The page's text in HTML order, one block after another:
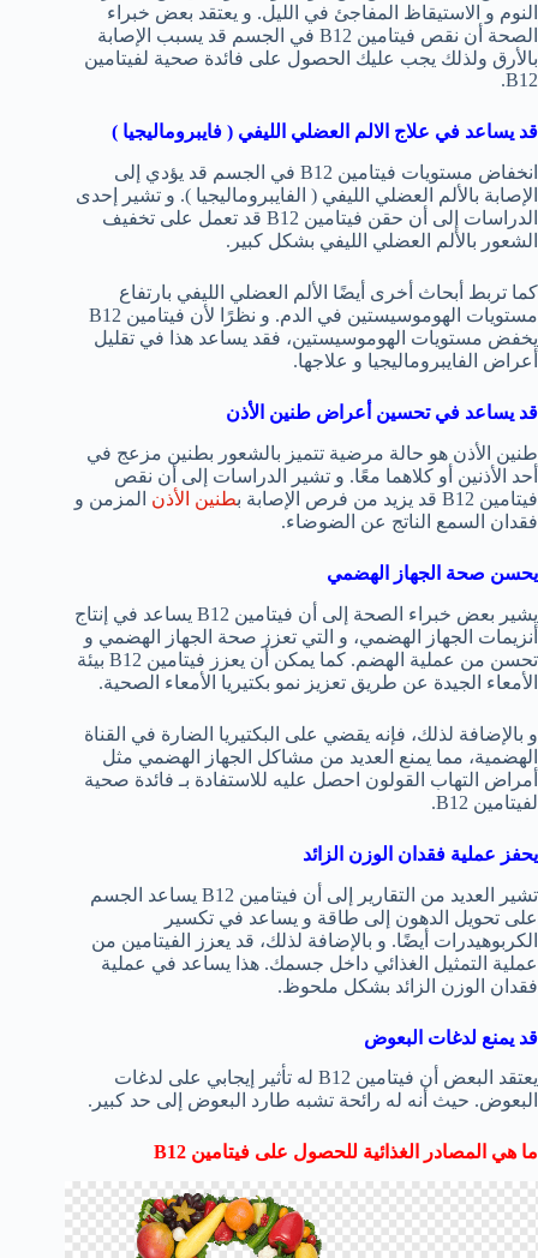
النوم و الاستيقاظ المفاجئ في الليل. و يعتقد بعض خبراء
الصحة أن نقص فيتامين B12 في الجسم قد يسبب الإصابة
بالأرق ولذلك يجب عليك الحصول على فائدة صحية لفيتامين
B12.
قد يساعد في علاج الالم العضلي الليفي ( فايبروماليجيا )
انخفاض مستويات فيتامين B12 في الجسم قد يؤدي إلى
الإصابة بالألم العضلي الليفي ( الفايبروماليجيا ). و تشير إحدى
الدراسات إلى أن حقن فيتامين B12 قد تعمل على تخفيف
الشعور بالألم العضلي الليفي بشكل كبير.
كما تربط أبحاث أخرى أيضًا الألم العضلي الليفي بارتفاع
مستويات الهوموسيستين في الدم. و نظرًا لأن فيتامين B12
يخفض مستويات الهوموسيستين، فقد يساعد هذا في تقليل
أعراض الفايبروماليجيا و علاجها.
قد يساعد في تحسين أعراض طنين الأذن
طنين الأذن هو حالة مرضية تتميز بالشعور بطنين مزعج في
أحد الأذنين أو كلاهما معًا. و تشير الدراسات إلى أن نقص
فيتامين B12 قد يزيد من فرص الإصابة ب
طنين الأذن المزمن و
فقدان السمع الناتج عن الضوضاء.
يحسن صحة الجهاز الهضمي
يشير بعض خبراء الصحة إلى أن فيتامين B12 يساعد في إنتاج
أنزيمات الجهاز الهضمي، و التي تعزز صحة الجهاز الهضمي و
تحسن من عملية الهضم. كما يمكن أن يعزز فيتامين B12 بيئة
الأمعاء الجيدة عن طريق تعزيز نمو بكتيريا الأمعاء الصحية.
و بالإضافة لذلك، فإنه يقضي على البكتيريا الضارة في القناة
الهضمية، مما يمنع العديد من مشاكل الجهاز الهضمي مثل
أمراض التهاب القولون احصل عليه للاستفادة بـ فائدة صحية
لفيتامين B12.
يحفز عملية فقدان الوزن الزائد
تشير العديد من التقارير إلى أن فيتامين B12 يساعد الجسم
على تحويل الدهون إلى طاقة و يساعد في تكسير
الكربوهيدرات أيضًا. و بالإضافة لذلك، قد يعزز الفيتامين من
عملية التمثيل الغذائي داخل جسمك. هذا يساعد في عملية
فقدان الوزن الزائد بشكل ملحوظ.
قد يمنع لدغات البعوض
يعتقد البعض أن فيتامين B12 له تأثير إيجابي على لدغات
البعوض. حيث أنه له رائحة تشبه طارد البعوض إلى حد كبير.
ما هي المصادر الغذائية للحصول على فيتامين B12